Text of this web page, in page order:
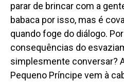
parar de brincar com a
babaca por isso, mas é
quando foge do diálogo.
consequências do
simplesmente conversar?
Pequeno Príncipe vem à